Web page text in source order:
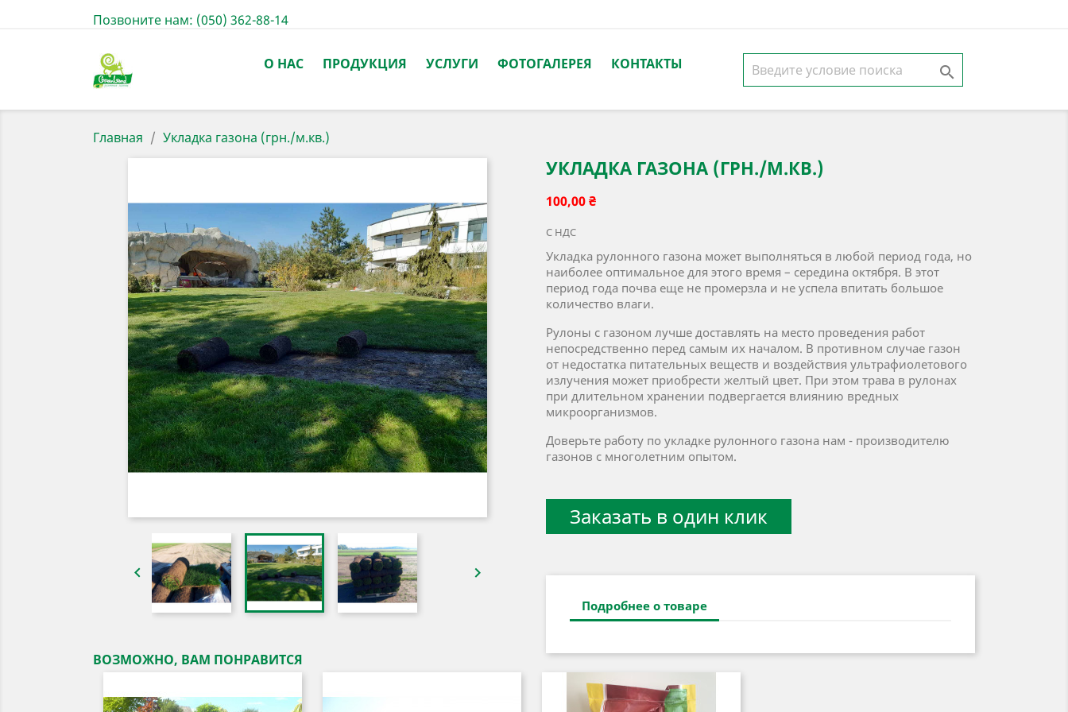
Позвоните нам: (050) 362-88-14
О НАС ПРОДУКЦИЯ УСЛУГИ ФОТОГАЛЕРЕЯ КОНТАКТЫ 
Главная Укладка газона (грн./м.кв.)
 
УКЛАДКА ГАЗОНА (ГРН./М.КВ.)
100,00 ₴
С НДС
Укладка рулонного газона может выполняться в любой период года, но
наиболее оптимальное для этого время – середина октября. В этот
период года почва еще не промерзла и не успела впитать большое
количество влаги.
Рулоны с газоном лучше доставлять на место проведения работ
непосредственно перед самым их началом. В противном случае газон
от недостатка питательных веществ и воздействия ультрафиолетового
излучения может приобрести желтый цвет. При этом трава в рулонах
при длительном хранении подвергается влиянию вредных
микроорганизмов.
Доверьте работу по укладке рулонного газона нам - производителю
газонов с многолетним опытом.
Заказать в один клик
Подробнее о товаре
ВОЗМОЖНО, ВАМ ПОНРАВИТСЯ